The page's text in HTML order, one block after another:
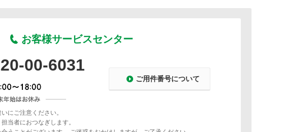
お客様サービスセンター
00-6031
ご用件番号について
にご注意ください。
当者におつなぎします。